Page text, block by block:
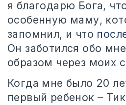
я благодарю Бога,
особенную маму,
запомнил, и что
Он заботился обо
образом через моих
Когда мне было 20
первый ребенок –